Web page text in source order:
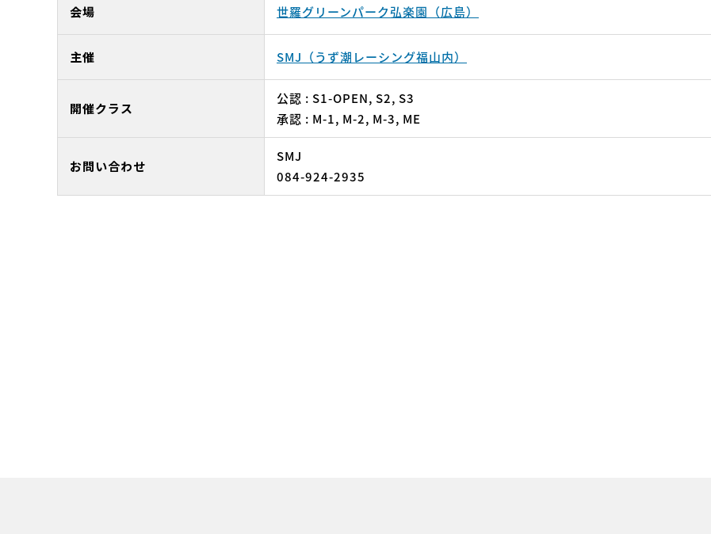
会場 世羅グリーンパーク弘楽園（広島）
主催 SMJ（うず潮レーシング福山内）
開催クラス
公認 : S1-OPEN, S2, S3
承認 : M-1, M-2, M-3, ME
お問い合わせ
SMJ
084-924-2935